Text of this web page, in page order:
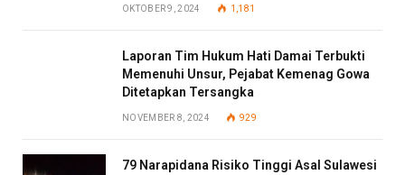
OKTOBER 9, 2024 1,181
Laporan Tim Hukum Hati Damai Terbukti
Memenuhi Unsur, Pejabat Kemenag Gowa
Ditetapkan Tersangka
NOVEMBER 8, 2024 929
79 Narapidana Risiko Tinggi Asal Sulawesi